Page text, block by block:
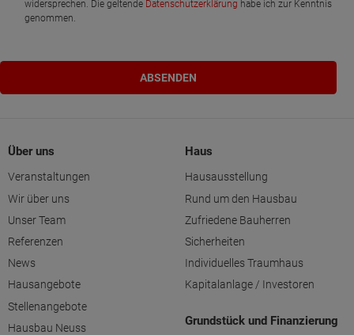
widersprechen. Die geltende Datenschutzerklärung habe ich zur Kenntnis
genommen.
Über uns
Veranstaltungen
Wir über uns
Unser Team
Referenzen
News
Hausangebote
Stellenangebote
Hausbau Neuss
Haus
Hausausstellung
Rund um den Hausbau
Zufriedene Bauherren
Sicherheiten
Individuelles Traumhaus
Kapitalanlage / Investoren
Grundstück und Finanzierung